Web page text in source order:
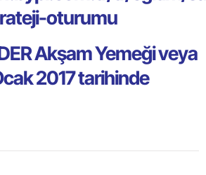
oturumu
Akşam Yemeği veya
2017 tarihinde